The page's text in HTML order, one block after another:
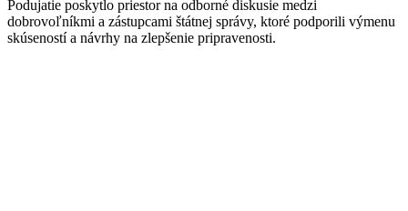
Podujatie poskytlo priestor na odborné diskusie medzi
dobrovoľníkmi a zástupcami štátnej správy, ktoré podporili výmenu
skúseností a návrhy na zlepšenie pripravenosti.